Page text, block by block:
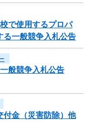
で使用するプロパ
る一般競争入札公告
般競争入札公告
金（災害防除）他